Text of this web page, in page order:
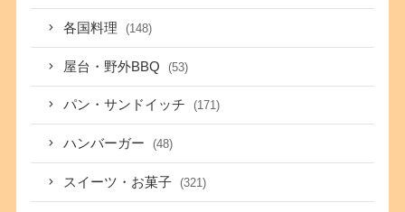
各国料理 (148)
屋台・野外BBQ (53)
パン・サンドイッチ (171)
ハンバーガー (48)
スイーツ・お菓子 (321)